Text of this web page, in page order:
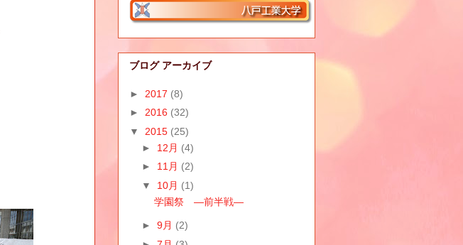
ブログ アーカイブ
► 2017 (8)
► 2016 (32)
▼ 2015 (25)
► 12月 (4)
► 11月 (2)
▼ 10月 (1)
学園祭 ―前半戦―
► 9月 (2)